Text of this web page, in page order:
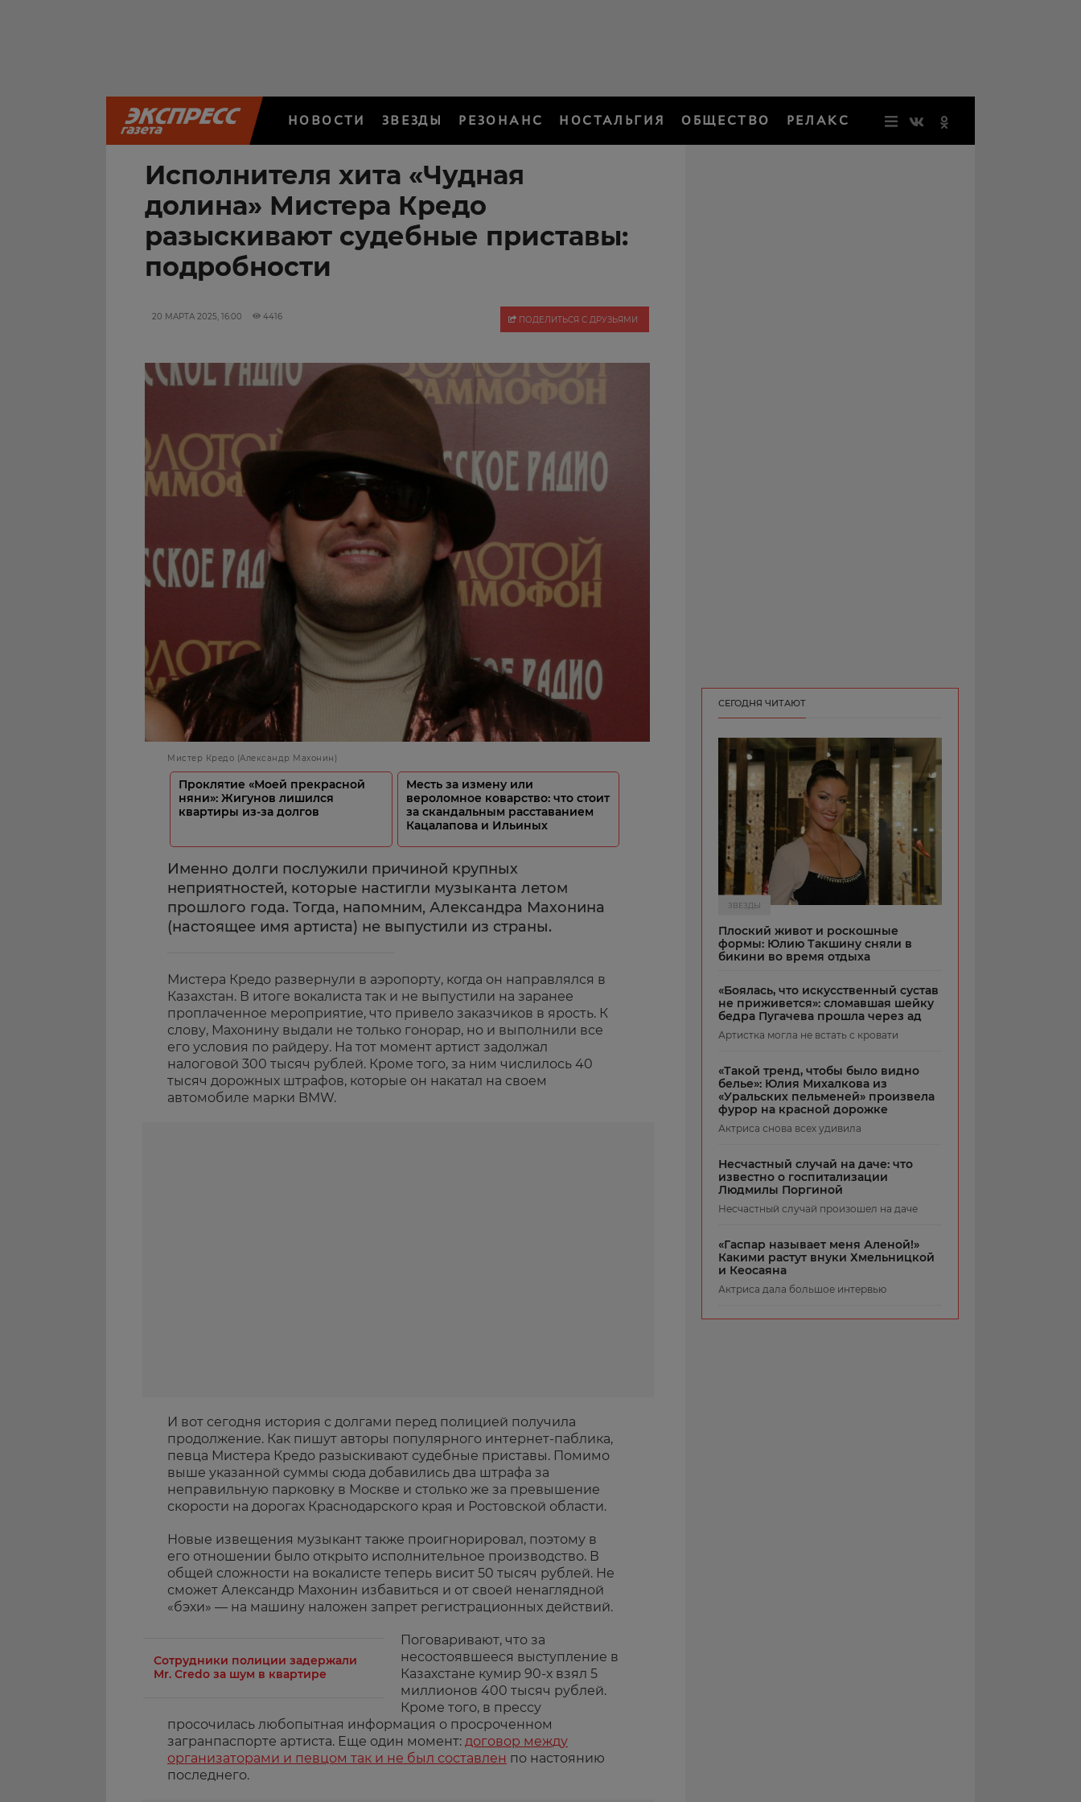
НОВОСТИ ЗВЕЗДЫ РЕЗОНАНС НОСТАЛЬГИЯ ОБЩЕСТВО РЕЛАКС
Исполнителя хита «Чудная
долина» Мистера Кредо
разыскивают судебные приставы:
подробности
20 МАРТА 2025, 16:00 4416 ПОДЕЛИТЬСЯ С ДРУЗЬЯМИ
Мистер Кредо (Александр Махонин)
Проклятие «Моей прекрасной
няни»: Жигунов лишился
квартиры из-за долгов
Месть за измену или
вероломное коварство: что стоит
за скандальным расставанием
Кацалапова и Ильиных
Именно долги послужили причиной крупных
неприятностей, которые настигли музыканта летом
прошлого года. Тогда, напомним, Александра Махонина
(настоящее имя артиста) не выпустили из страны.
Мистера Кредо развернули в аэропорту, когда он направлялся в
Казахстан. В итоге вокалиста так и не выпустили на заранее
проплаченное мероприятие, что привело заказчиков в ярость. К
слову, Махонину выдали не только гонорар, но и выполнили все
его условия по райдеру. На тот момент артист задолжал
налоговой 300 тысяч рублей. Кроме того, за ним числилось 40
тысяч дорожных штрафов, которые он накатал на своем
автомобиле марки BMW.
И вот сегодня история с долгами перед полицией получила
продолжение. Как пишут авторы популярного интернет-паблика,
певца Мистера Кредо разыскивают судебные приставы. Помимо
выше указанной суммы сюда добавились два штрафа за
неправильную парковку в Москве и столько же за превышение
скорости на дорогах Краснодарского края и Ростовской области.
Новые извещения музыкант также проигнорировал, поэтому в
его отношении было открыто исполнительное производство. В
общей сложности на вокалисте теперь висит 50 тысяч рублей. Не
сможет Александр Махонин избавиться и от своей ненаглядной
«бэхи» — на машину наложен запрет регистрационных действий.
Сотрудники полиции задержали
Mr. Credo за шум в квартире
Поговаривают, что за
несостоявшееся выступление в
Казахстане кумир 90-х взял 5
миллионов 400 тысяч рублей.
Кроме того, в прессу
просочилась любопытная информация о просроченном
загранпаспорте артиста. Еще один момент: договор между
организаторами и певцом так и не был составлен по настоянию
последнего.
СЕГОДНЯ ЧИТАЮТ
ЗВЕЗДЫ
Плоский живот и роскошные
формы: Юлию Такшину сняли в
бикини во время отдыха
«Боялась, что искусственный сустав
не приживется»: сломавшая шейку
бедра Пугачева прошла через ад
Артистка могла не встать с кровати
«Такой тренд, чтобы было видно
белье»: Юлия Михалкова из
«Уральских пельменей» произвела
фурор на красной дорожке
Актриса снова всех удивила
Несчастный случай на даче: что
известно о госпитализации
Людмилы Поргиной
Несчастный случай произошел на даче
«Гаспар называет меня Аленой!»
Какими растут внуки Хмельницкой
и Кеосаяна
Актриса дала большое интервью